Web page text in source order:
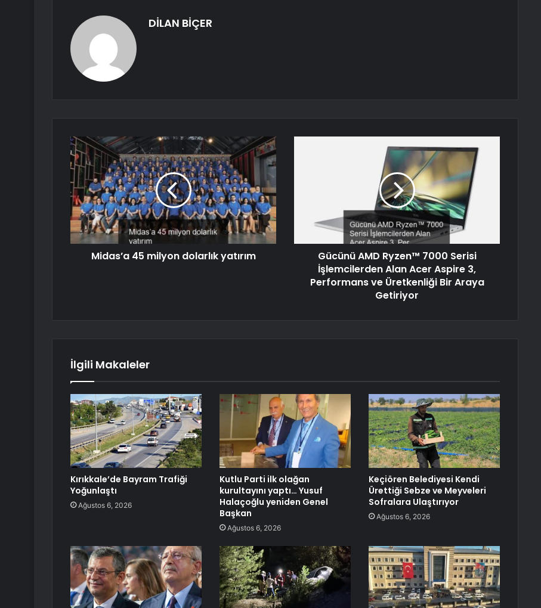
DİLAN BİÇER
Midas’a 45 milyon dolarlık yatırım
Gücünü AMD Ryzen™ 7000 Serisi
İşlemcilerden Alan Acer Aspire 3,
Performans ve Üretkenliği Bir Araya
Getiriyor
İlgili Makaleler
Kırıkkale’de Bayram Trafiği
Yoğunlaştı
Ağustos 6, 2026
Kutlu Parti ilk olağan
kurultayını yaptı… Yusuf
Halaçoğlu yeniden Genel
Başkan
Ağustos 6, 2026
Keçiören Belediyesi Kendi
Ürettiği Sebze ve Meyveleri
Sofralara Ulaştırıyor
Ağustos 6, 2026